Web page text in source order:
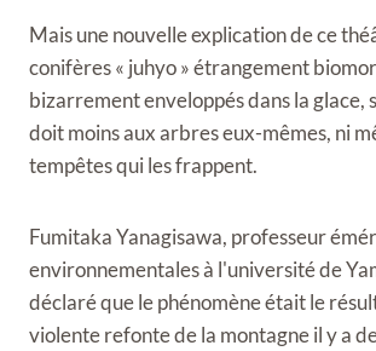
Mais une nouvelle explication de ce
conifères « juhyo » étrangement
bizarrement enveloppés dans la glace,
doit moins aux arbres eux-mêmes, ni
tempêtes qui les frappent.
Fumitaka Yanagisawa, professeur
environnementales à l'université de
déclaré que le phénomène était le
violente refonte de la montagne il y a